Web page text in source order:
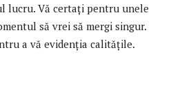
lucru. Vă certați pentru unele
să vrei să mergi singur.
a vă evidenția calitățile.